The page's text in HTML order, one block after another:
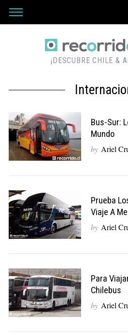
¡DESCUBRE CHILE &
Bus-Sur:
Mundo
by Ariel
Prueba
Viaje A
by Ariel
Para
Chilebus
by Ariel